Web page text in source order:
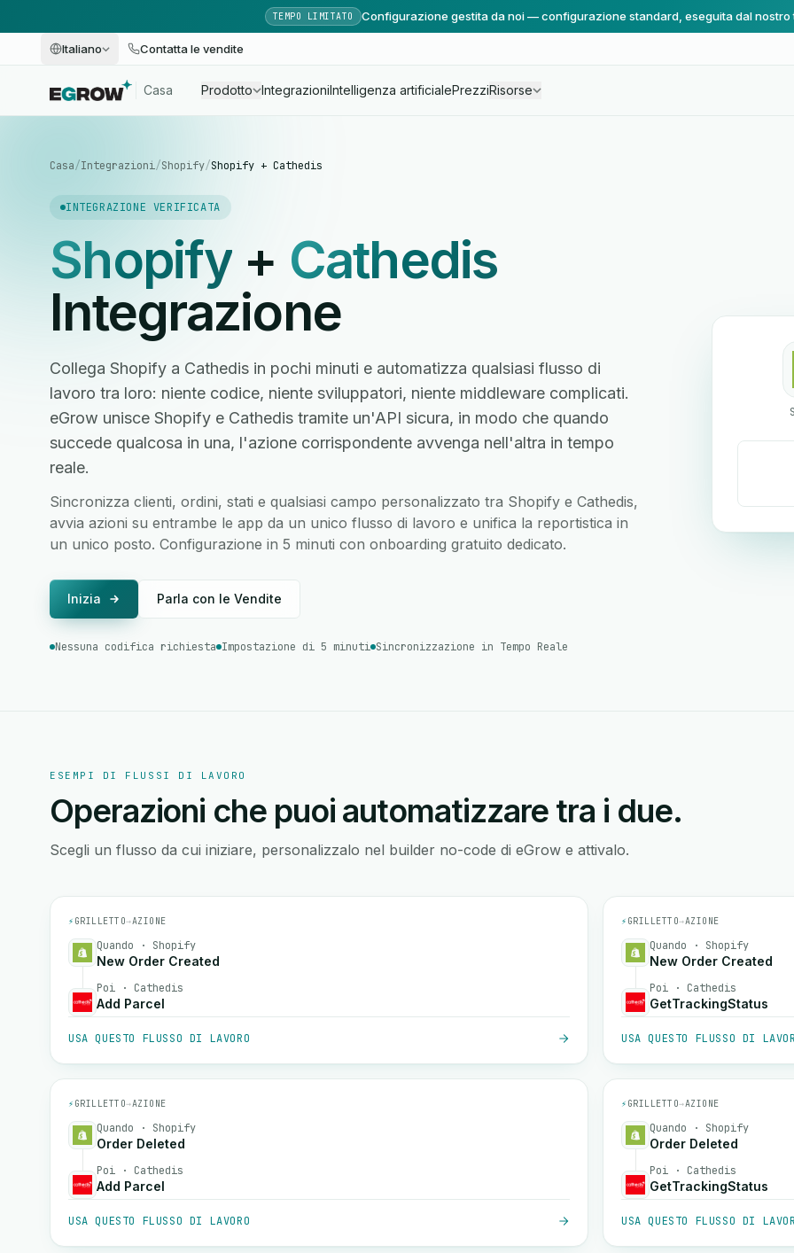
TEMPO LIMITATO Configurazione gestita da noi — configurazione standard, eseguita dal nostro
Italiano Contatta le vendite
Casa Prodotto IntegrazioniIntelligenza artificialePrezziRisorse
Casa/Integrazioni/Shopify/Shopify + Cathedis
INTEGRAZIONE VERIFICATA
Shopify+ Cathedis
Integrazione
Collega Shopify a Cathedis in pochi minuti e automatizza qualsiasi flusso di
lavoro tra loro: niente codice, niente sviluppatori, niente middleware complicati.
eGrow unisce Shopify e Cathedis tramite un'API sicura, in modo che quando
succede qualcosa in una, l'azione corrispondente avvenga nell'altra in tempo
reale.
Sincronizza clienti, ordini, stati e qualsiasi campo personalizzato tra Shopify e Cathedis,
avvia azioni su entrambe le app da un unico flusso di lavoro e unifica la reportistica in
un unico posto. Configurazione in 5 minuti con onboarding gratuito dedicato.
Inizia Parla con le Vendite
Nessuna codifica richiesta Impostazione di 5 minuti Sincronizzazione in Tempo Reale
ESEMPI DI FLUSSI DI LAVORO
Operazioni che puoi automatizzare tra i due.
Scegli un flusso da cui iniziare, personalizzalo nel builder no-code di eGrow e attivalo.
⚡ GRILLETTO→AZIONE
Quando · Shopify
New Order Created
Poi · Cathedis
Add Parcel
USA QUESTO FLUSSO DI LAVORO
⚡ GRILLETTO→AZIONE
Quando · Shopify
New Order Created
Poi · Cathedis
GetTrackingStatus
USA QUESTO FLUSSO DI
⚡ GRILLETTO→AZIONE
Quando · Shopify
Order Deleted
Poi · Cathedis
Add Parcel
USA QUESTO FLUSSO DI LAVORO
⚡ GRILLETTO→AZIONE
Quando · Shopify
Order Deleted
Poi · Cathedis
GetTrackingStatus
USA QUESTO FLUSSO DI